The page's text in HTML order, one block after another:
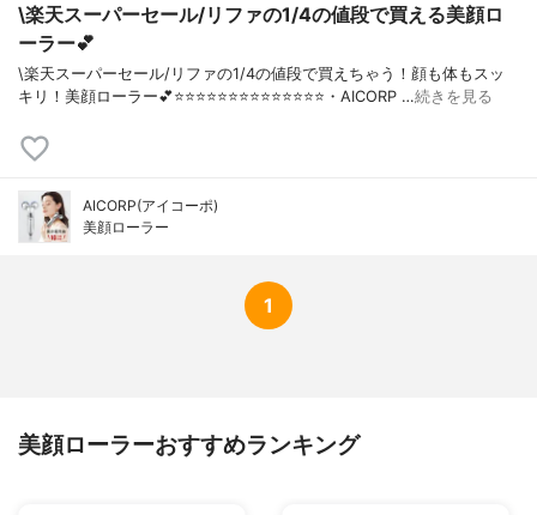
\楽天スーパーセール/リファの1/4の値段で買える美顔ロ
ーラー💕
\楽天スーパーセール/リファの1/4の値段で買えちゃう！顔も体もスッ
キリ！美顔ローラー💕⭐️⭐️⭐️⭐️⭐️⭐️⭐️⭐️⭐️⭐️⭐️⭐️⭐️⭐️・AICORP …続きを見る
AICORP(アイコーポ)
美顔ローラー
1
美顔ローラーおすすめランキング